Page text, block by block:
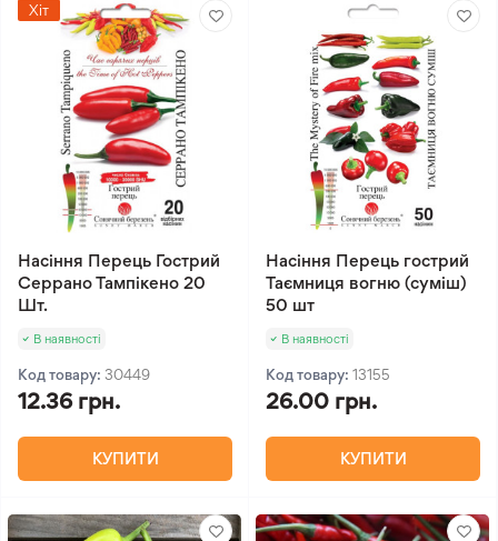
Хіт
Насіння Перець Гострий
Серрано Тампікено 20
Шт.
В наявності
Код товару: 30449
12.36 грн.
КУПИТИ
Насіння Перець гострий
Таємниця вогню (суміш)
50 шт
В наявності
Код товару: 13155
26.00 грн.
КУПИТИ